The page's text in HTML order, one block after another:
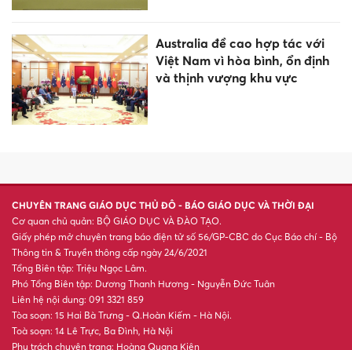
Bắc hôm nay ngày 7/8/2026
Khoản nợ sau bục giảng: Biết
đòi ai?